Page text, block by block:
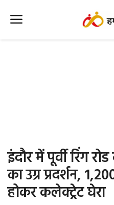
Office Office
Political Gossips
इंदौर में पूर्वी रिंग
का उग्र प्रदर्शन,
होकर कलेक्ट्रेट घेरा